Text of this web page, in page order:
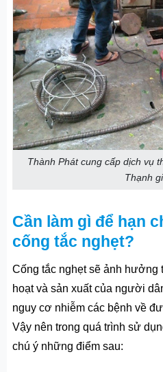
Thành Phát cung cấp dịch vụ
Thạnh
Cần làm gì để hạn
cống tắc nghẹt?
Cống tắc nghẹt sẽ ảnh hưởng
hoạt và sản xuất của người
nguy cơ nhiễm các bệnh về
Vậy nên trong quá trình sử
chú ý những điểm sau: